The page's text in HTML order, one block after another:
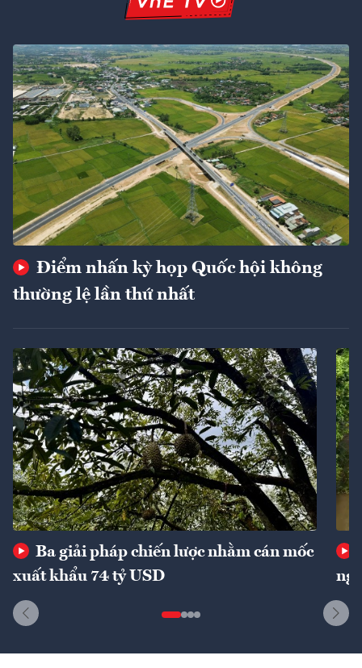
Điểm nhấn kỳ họp Quốc hội không
thường lệ lần thứ nhất
Ba giải pháp chiến lược nhằm cán mốc
xuất khẩu 74 tỷ USD